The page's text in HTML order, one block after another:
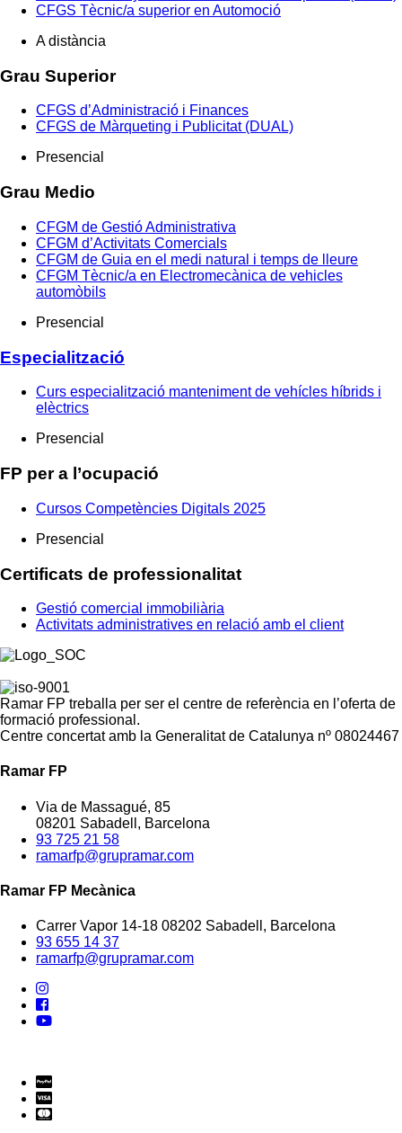
CFGS Tècnic/a superior en Automoció
A distància
Grau Superior
CFGS d’Administració i Finances
CFGS de Màrqueting i Publicitat (DUAL)
Presencial
Grau Medio
CFGM de Gestió Administrativa
CFGM d’Activitats Comercials
CFGM de Guia en el medi natural i temps de lleure
CFGM Tècnic/a en Electromecànica de vehicles
automòbils
Presencial
Especialització
Curs especialització manteniment de vehícles híbrids i
elèctrics
Presencial
FP per a l’ocupació
Cursos Competències Digitals 2025
Presencial
Certificats de professionalitat
Gestió comercial immobiliària
Activitats administratives en relació amb el client
Ramar FP treballa per ser el centre de referència en l’oferta de
formació professional.
Centre concertat amb la Generalitat de Catalunya nº 08024467
Ramar FP
Via de Massagué, 85
08201 Sabadell, Barcelona
93 725 21 58
ramarfp@grupramar.com
Ramar FP Mecànica
Carrer Vapor 14-18 08202 Sabadell, Barcelona
93 655 14 37
ramarfp@grupramar.com